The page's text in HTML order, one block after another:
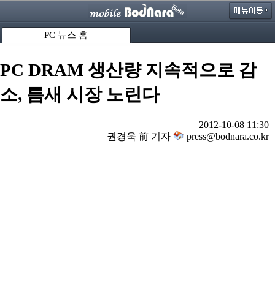
PC 뉴스 홈
PC DRAM 생산량 지속적으로 감
소, 틈새 시장 노린다
2012-10-08 11:30
권경욱 前 기자
press@bodnara.co.kr